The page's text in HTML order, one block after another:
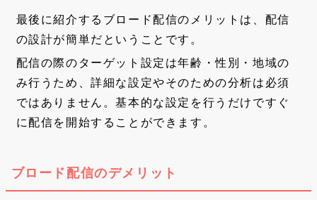
最後に紹介するブロード配信のメリットは、配信
の設計が簡単だということです。
配信の際のターゲット設定は年齢・性別・地域の
み行うため、詳細な設定やそのための分析は必須
ではありません。基本的な設定を行うだけですぐ
に配信を開始することができます。
ブロード配信のデメリット